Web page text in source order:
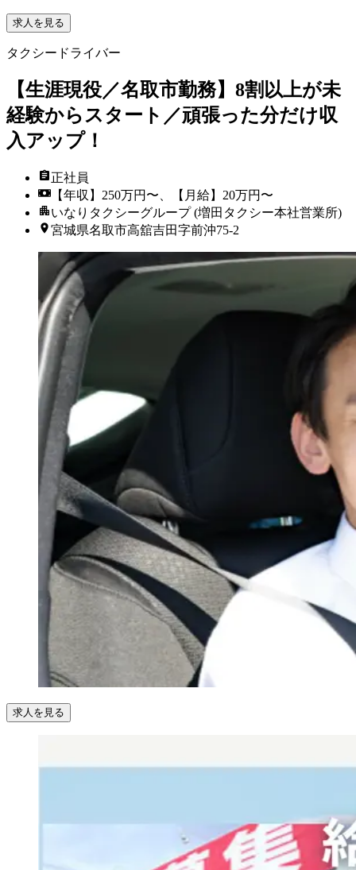
求人を見る
タクシードライバー
【生涯現役／名取市勤務】8割以上が未
経験からスタート／頑張った分だけ収
入アップ！
正社員
【年収】250万円〜、【月給】20万円〜
いなりタクシーグループ (増田タクシー本社営業所)
宮城県名取市高舘吉田字前沖75-2
求人を見る